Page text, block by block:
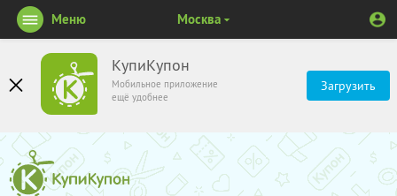
КупиКупон
Мобильное приложение
ещё удобнее
Загрузить
Меню Москва